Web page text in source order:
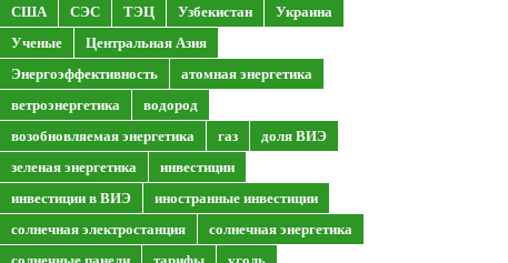
США
СЭС ТЭЦ Узбекистан
Украина
Ученые
Центральная Азия
Энергоэффективность
атомная энергетика
ветроэнергетика
водород
возобновляемая энергетика
газ
доля ВИЭ
зеленая энергетика
инвестиции
инвестиции в ВИЭ
иностранные инвестиции
солнечная электростанция
солнечная энергетика
солнечные панели
тарифы уголь